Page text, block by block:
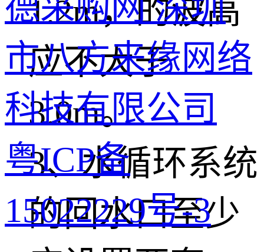
1.2m，的波高
应不大于
3.0m。
3、水循环系统
的回水口至少
市八方来缘网络
科技有限公司
粤ICP备
15022229号-3